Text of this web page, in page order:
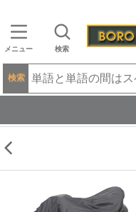
メニュー 検索
検索